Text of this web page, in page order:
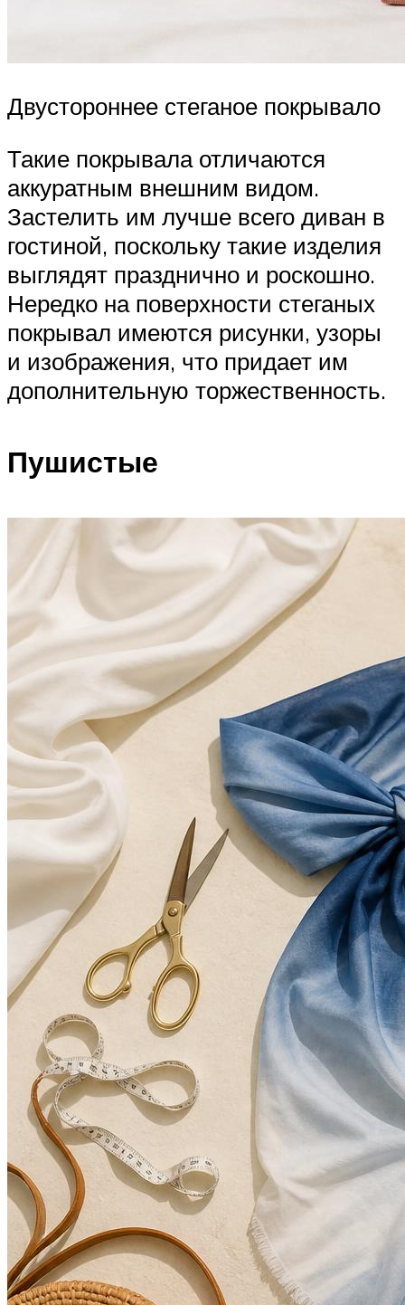
Двустороннее стеганое покрывало
Такие покрывала отличаются
аккуратным внешним видом.
Застелить им лучше всего диван в
гостиной, поскольку такие изделия
выглядят празднично и роскошно.
Нередко на поверхности стеганых
покрывал имеются рисунки, узоры
и изображения, что придает им
дополнительную торжественность.
Пушистые